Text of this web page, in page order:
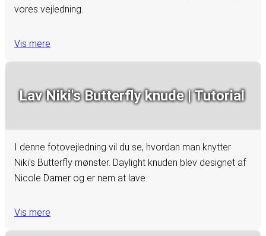
vores vejledning.
Vis mere
Lav Niki's Butterfly knude | Tutorial
I denne fotovejledning vil du se, hvordan man knytter
Niki's Butterfly mønster. Daylight knuden blev designet af
Nicole Damer og er nem at lave.
Vis mere